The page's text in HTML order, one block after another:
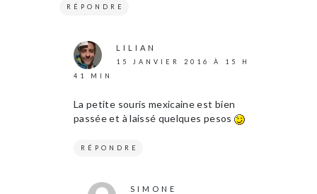
RÉPONDRE
LILIAN
15 JANVIER 2016 À 15 H
41 MIN
La petite souris mexicaine est bien
passée et à laissé quelques pesos
RÉPONDRE
SIMONE